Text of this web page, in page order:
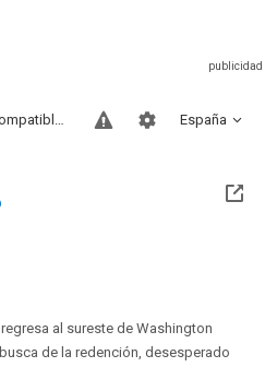
España
Sitios compatibles
al sureste de Washington
de la redención, desesperado